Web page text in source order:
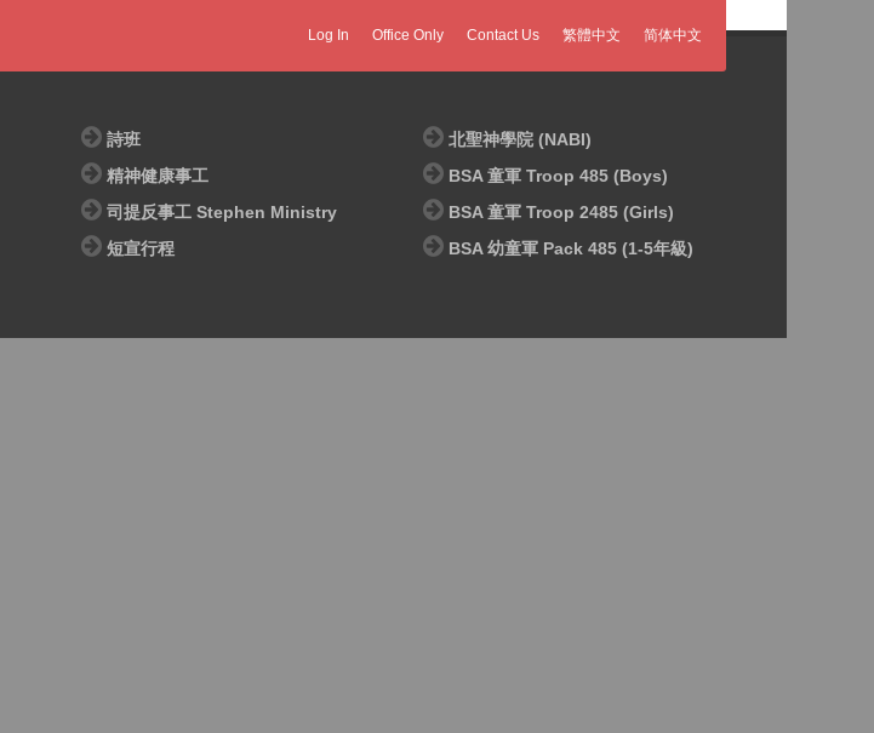
Log In Office Only Contact Us 繁體中文 简体中文
詩班
精神健康事工
司提反事工 Stephen Ministry
短宣行程
北聖神學院 (NABI)
BSA 童軍 Troop 485 (Boys)
BSA 童軍 Troop 2485 (Girls)
BSA 幼童軍 Pack 485 (1-5年級)